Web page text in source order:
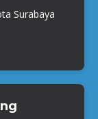
Surabaya